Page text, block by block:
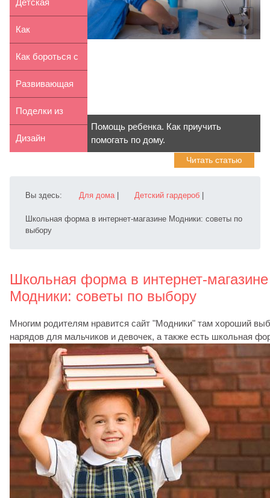
ткани своими ...
Детская
одежда Reima:
преимущества
Как
заинтересовать
ребенка мате...
Как бороться с
детскими
весенни...
Развивающая
игрушка
«Набор для ...
Поделки из
бумаги для
Дизайн
мальчика: лу...
Помощь ребенка. Как приучить
помогать по дому.
Читать статью
Вы здесь: Для дома Детский гардероб
Школьная форма в интернет-магазине Модники: советы по
выбору
Школьная форма в интернет-магазине
Модники: советы по выбору
Многим родителям нравится сайт "Модники" там хороший
нарядов для мальчиков и девочек, а также есть школьная